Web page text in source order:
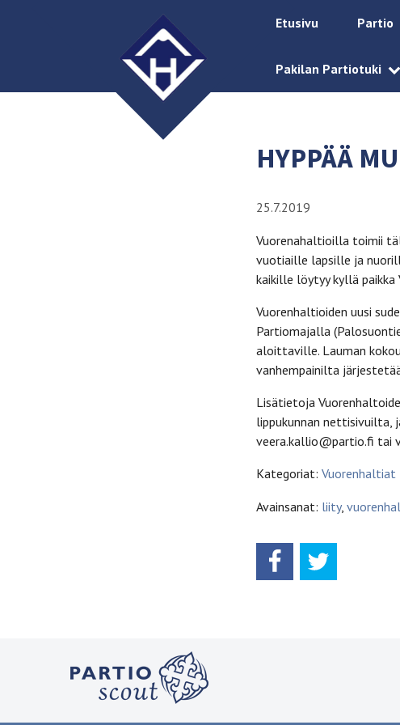
Etusivu Partio
Pakilan Partiotuki
HYPPÄÄ
25.7.2019
Vuorenahaltioilla toimii
vuotiaille lapsille ja
kaikille löytyy kyllä
Vuorenhaltioiden uusi
Partiomajalla
aloittaville. Lauman
vanhempainilta
Lisätietoja
lippukunnan nettisivuilta,
veera.kallio@partio.fi tai
Kategoriat: Vuorenhaltiat
Avainsanat: liity,